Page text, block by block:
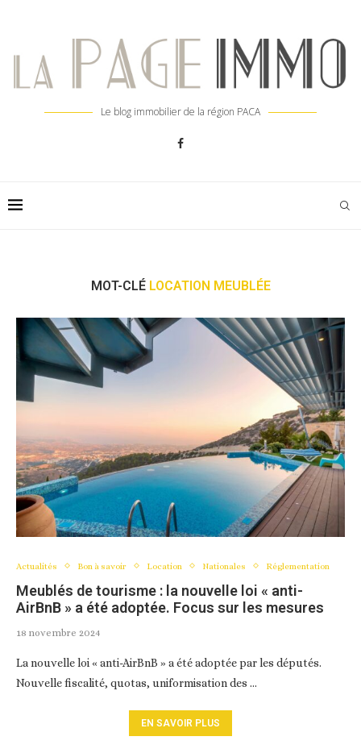
Le blog immobilier de la région PACA
MOT-CLÉ LOCATION MEUBLÉE
Actualités Bon à savoir Location Nationales Réglementation
Meublés de tourisme : la nouvelle loi « anti-
AirBnB » a été adoptée. Focus sur les mesures
18 novembre 2024
La nouvelle loi « anti-AirBnB » a été adoptée par les députés.
Nouvelle fiscalité, quotas, uniformisation des …
EN SAVOIR PLUS